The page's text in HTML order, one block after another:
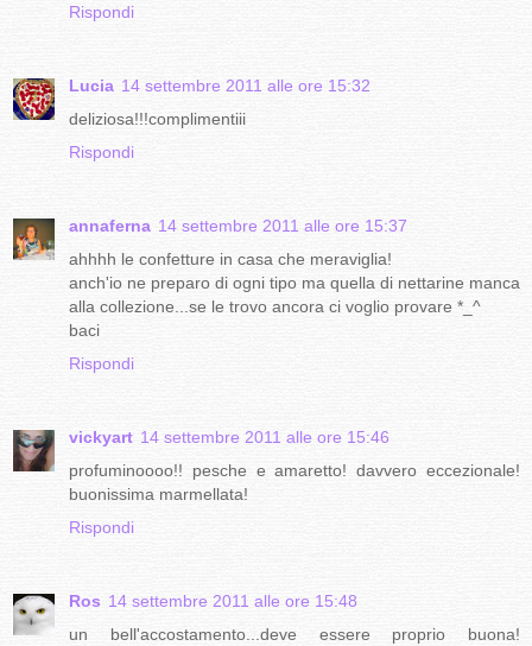
Rispondi
Lucia 14 settembre 2011 alle ore 15:32
deliziosa!!!complimentiii
Rispondi
annaferna 14 settembre 2011 alle ore 15:37
ahhhh le confetture in casa che meraviglia!
anch'io ne preparo di ogni tipo ma quella di nettarine manca
alla collezione...se le trovo ancora ci voglio provare *_^
baci
Rispondi
vickyart 14 settembre 2011 alle ore 15:46
profuminoooo!! pesche e amaretto! davvero eccezionale!
buonissima marmellata!
Rispondi
Ros 14 settembre 2011 alle ore 15:48
un bell'accostamento...deve essere proprio buona!